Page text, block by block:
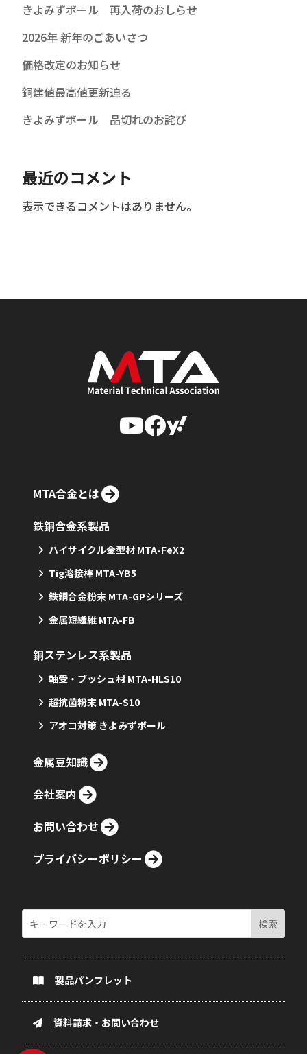
きよみずボール 再入荷のおしらせ
2026年 新年のごあいさつ
価格改定のお知らせ
銅建値最高値更新迫る
きよみずボール 品切れのお詫び
最近のコメント
表示できるコメントはありません。
MTA合金とは
鉄銅合金系製品
ハイサイクル金型材 MTA-FeX2
Tig溶接棒 MTA-YB5
鉄銅合金粉末 MTA-GPシリーズ
金属短繊維 MTA-FB
銅ステンレス系製品
軸受・ブッシュ材 MTA-HLS10
超抗菌粉末 MTA-S10
アオコ対策 きよみずボール
金属豆知識
会社案内
お問い合わせ
プライバシーポリシー
製品パンフレット
資料請求・お問い合わせ